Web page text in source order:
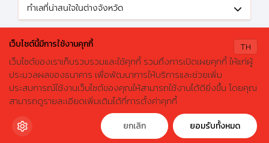
ค้นหาบ้านมือสองธอส.
ลองเปลี่ยนมาใช้ผ่านแอปดูสิ ใช้ง่าย รวดเร็ว โหลดเลย!
X
ทำเลที่น่าสนใจในต่างจังหวัด
© 2026 GHBhomecenter.com. All rights reserved.
ธนาคารอาคารสงเคราะห์ (สำนักงานใหญ่) 63 ถนนพระราม 9 เขตห้วยขวาง
กรุงเทพมหานคร 10310
โทรศัพท์: 0-2645-9000 โทรสาร: 0-2645-9001 อีเมล :
crm@ghb.co.thเว็บไซต์
www.ghbank.co.th
TH
เว็บไซต์นี้มีการใช้งานคุกกี้
เว็บไซต์ของเราเก็บรวบรวมและใช้คุกกี้ รวมถึงการเปิดเผยคุกกี้ ให้แก่ผู้
ประมวลผลของธนาคาร เพื่อพัฒนาการให้บริการและช่วยเพิ่ม
ประสบการณ์ใช้งานเว็บไซต์ของคุณให้สามารถใช้งานได้ดียิ่งขึ้น โดยคุณ
สามารถดูรายละเอียดเพิ่มเติมได้ที่การตั้งค่าคุกกี้
ยกเลิก ยอมรับทั้งหมด